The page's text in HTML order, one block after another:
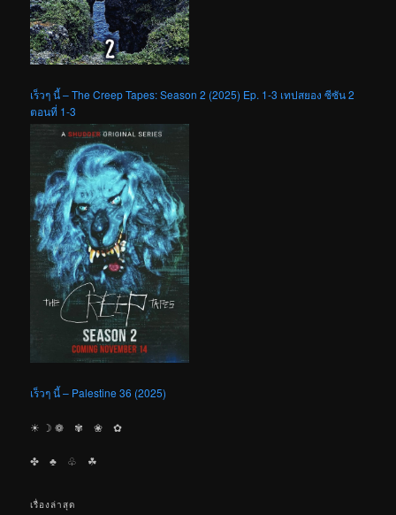
เร็วๆ นี้ – The Creep Tapes: Season 2 (2025) Ep. 1-3 เทปสยอง ซีซัน 2
ตอนที่ 1-3
เร็วๆ นี้ – Palestine 36 (2025)
☀︎ ☽ ❁ ✾ ❀ ✿
✤ ♣︎ ♧ ☘︎
เรื่องล่าสุด